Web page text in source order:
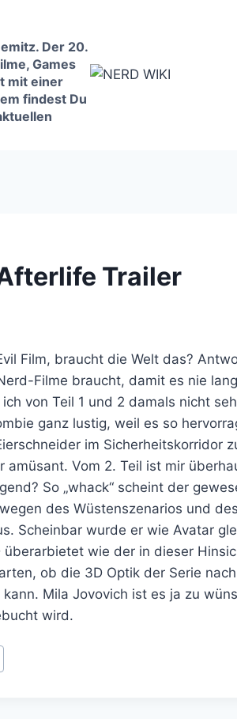
Der 20.
Games
mit einer
findest Du
Trailer
Film, braucht die Welt das?
Filme braucht, damit es nie
von Teil 1 und 2 damals nicht
ganz lustig, weil es so
im Sicherheitskorridor
amüsant. Vom 2. Teil ist mir
So „whack“ scheint der
des Wüstenszenarios und
Scheinbar wurde er wie Avatar
wie der in dieser
ob die 3D Optik der Serie
Mila Jovovich ist es ja zu
wird.